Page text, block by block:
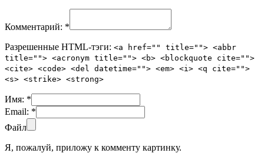
Комментарий: *
Разрешенные HTML-тэги: <a href="" title=""> <abbr
title=""> <acronym title=""> <b> <blockquote cite="">
<cite> <code> <del datetime=""> <em> <i> <q cite="">
<s> <strike> <strong>
Имя: *
Email: *
Файл
Я, пожалуй, приложу к комменту картинку.